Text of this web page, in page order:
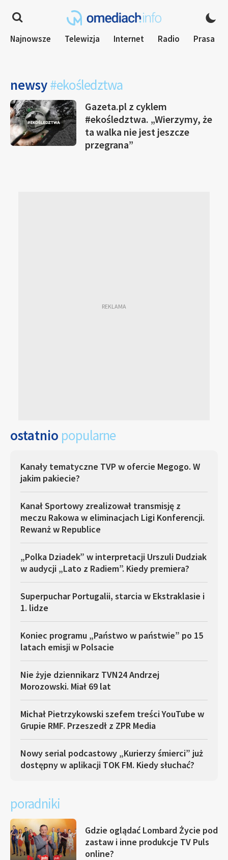
Najnowsze Telewizja Internet Radio Prasa
newsy#ekośledztwa
Gazeta.pl z cyklem
#ekośledztwa. „Wierzymy, że
ta walka nie jest jeszcze
przegrana”
ostatnio popularne
Kanały tematyczne TVP w ofercie Megogo. W
jakim pakiecie?
Kanał Sportowy zrealizował transmisję z
meczu Rakowa w eliminacjach Ligi Konferencji.
Rewanż w Republice
„Polka Dziadek” w interpretacji Urszuli Dudziak
w audycji „Lato z Radiem”. Kiedy premiera?
Superpuchar Portugalii, starcia w Ekstraklasie i
1. lidze
Koniec programu „Państwo w państwie” po 15
latach emisji w Polsacie
Nie żyje dziennikarz TVN24 Andrzej
Morozowski. Miał 69 lat
Michał Pietrzykowski szefem treści YouTube w
Grupie RMF. Przeszedł z ZPR Media
Nowy serial podcastowy „Kurierzy śmierci” już
dostępny w aplikacji TOK FM. Kiedy słuchać?
poradniki
Gdzie oglądać Lombard Życie pod
zastaw i inne produkcje TV Puls
online?